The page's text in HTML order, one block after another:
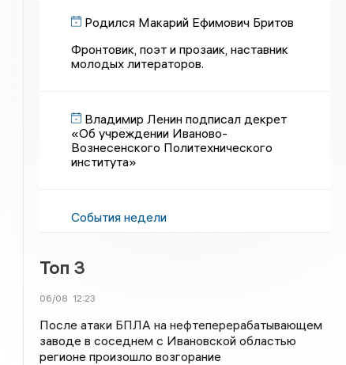
Родился Макарий Ефимович Бритов
Фронтовик, поэт и прозаик, наставник
молодых литераторов.
Владимир Ленин подписал декрет
«Об учреждении Иваново-
Вознесенского Политехнического
института»
События недели
Топ 3
06/08 12:23
После атаки БПЛА на нефтеперерабатывающем
заводе в соседнем с Ивановской областью
регионе произошло возгорание